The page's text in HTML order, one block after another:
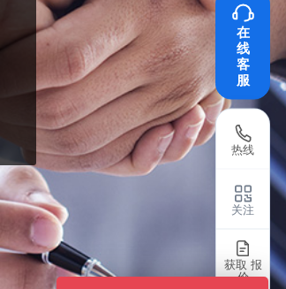
在
线
客
服
热线
关注
获取 报
价